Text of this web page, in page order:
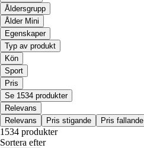
Åldersgrupp
Ålder Mini
Egenskaper
Typ av produkt
Kön
Sport
Pris
Se 1534 produkter
Relevans
Relevans
Pris stigande Pris fallande
1534 produkter
Sortera efter